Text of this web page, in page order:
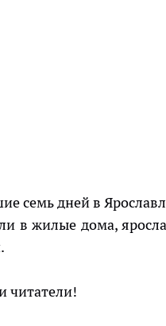
семь дней в
в жилые дома,
читатели!